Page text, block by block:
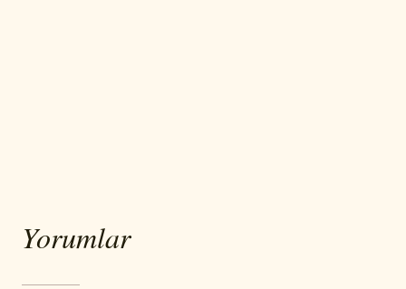
Yorumlar